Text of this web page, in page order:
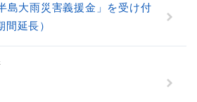
島大雨災害義援金」を受け付
延長）